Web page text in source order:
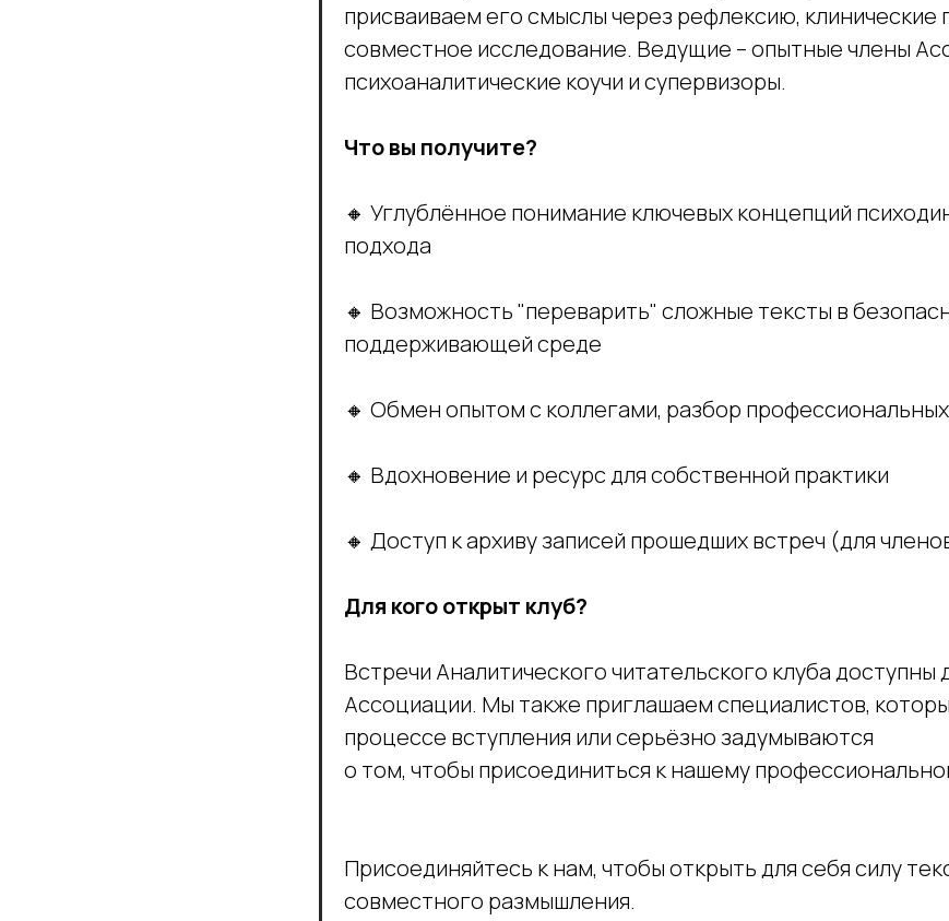
присваиваем его смыслы через рефлексию, клинические
совместное исследование. Ведущие – опытные члены
психоаналитические коучи и супервизоры.
Что вы получите?
🔸 Углублённое понимание ключевых концепций
подхода
🔸 Возможность "переварить" сложные тексты в
поддерживающей среде
🔸 Обмен опытом с коллегами, разбор
🔸 Вдохновение и ресурс для собственной практики
🔸 Доступ к архиву записей прошедших встреч (для
Для кого открыт клуб?
Встречи Аналитического читательского клуба доступны
Ассоциации. Мы также приглашаем специалистов,
процессе вступления или серьёзно задумываются
о том, чтобы присоединиться к нашему
Присоединяйтесь к нам, чтобы открыть для себя силу
совместного размышления.